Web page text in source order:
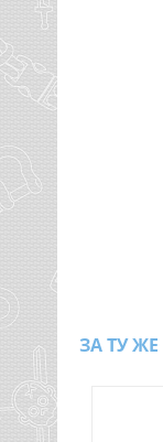
ЗА ТУ